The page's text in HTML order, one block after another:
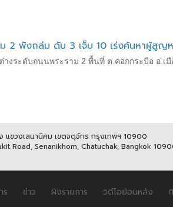
ม 2 พังถล่ม ดับ 3 เจ็บ 10 เร่งค้นหาผู้สูญ
งระดับถนนพระราม 2 พื้นที่ ต.คอกกระบือ อ.เ
แขวงเสนานิคม เขตจตุจักร กรุงเทพฯ 10900
Road, Senanikhom, Chatuchak, Bangkok
ร ข่าว ผังรายการ วิดีโอย้อนหลัง